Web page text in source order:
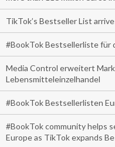
TikTok’s Bestseller List
#BookTok Bestsellerliste für
Media Control erweitert
Lebensmitteleinzelhandel
#BookTok Bestsellerlisten
#BookTok community helps
Europe as TikTok expands